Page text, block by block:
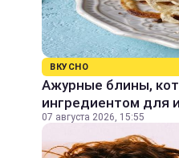
ВКУСНО
Ажурные блины,
ингредиентом для
07 августа 2026, 15:55